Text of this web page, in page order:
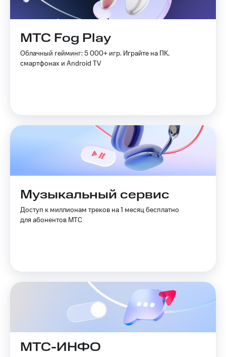
МТС Fog Play
Облачный гейминг: 5 000+ игр. Играйте на ПК,
смартфонах и Android TV
Музыкальный сервис
Доступ к миллионам треков на 1 месяц бесплатно
для абонентов МТС
МТС-ИНФО